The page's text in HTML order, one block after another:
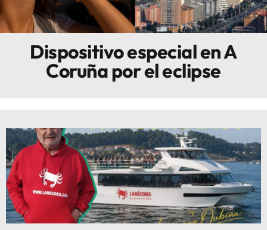
Sostenibilidad
Innova
Dispositivo especial en A
Coruña por el eclipse